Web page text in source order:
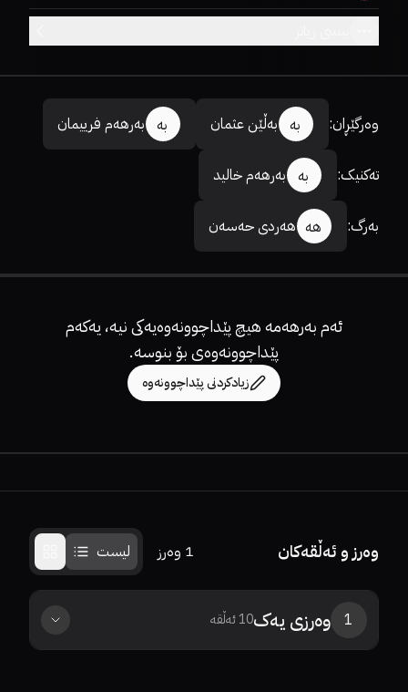
وەرگێڕان: بە بەڵێن عثمان بە بەرهەم فرییمان
تەکنیک: بە بەرهەم خالید
بەرگ: هە هەردی حەسەن
ئەم بەرهەمە هیچ پێداچوونەوەیەکی نیە، یەکەم
پێداچوونەوەی بۆ بنوسە.
زیادکردنی پێداچوونەوە
وەرز و ئەڵقەکان 1 وەرز لیست
1 وەرزی یەک10ئەڵقە